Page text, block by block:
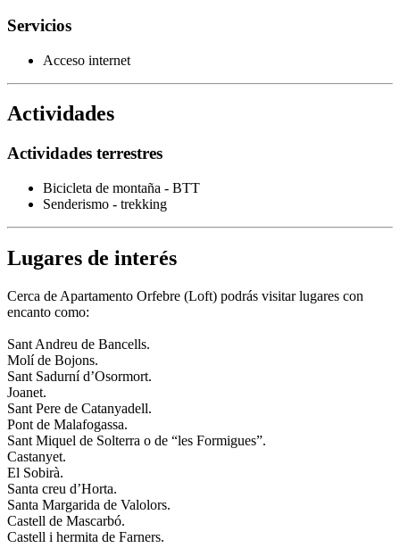
Servicios
Acceso internet
Actividades
Actividades terrestres
Bicicleta de montaña - BTT
Senderismo - trekking
Lugares de interés
Cerca de Apartamento Orfebre (Loft) podrás visitar lugares con
encanto como:
Sant Andreu de Bancells.
Molí de Bojons.
Sant Sadurní d’Osormort.
Joanet.
Sant Pere de Catanyadell.
Pont de Malafogassa.
Sant Miquel de Solterra o de “les Formigues”.
Castanyet.
El Sobirà.
Santa creu d’Horta.
Santa Margarida de Valolors.
Castell de Mascarbó.
Castell i hermita de Farners.